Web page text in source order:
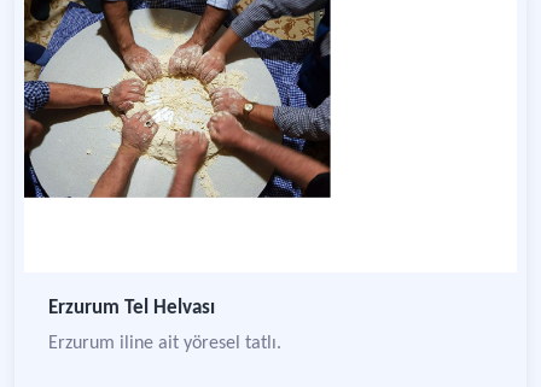
Erzurum Tel Helvası
Erzurum iline ait yöresel tatlı.